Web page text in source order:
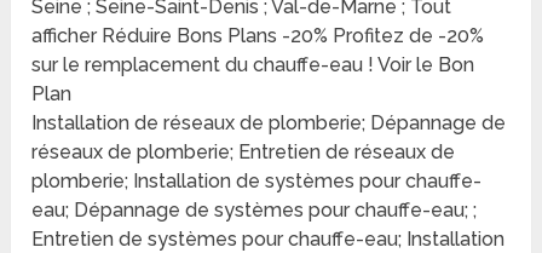
Seine ; Seine-Saint-Denis ; Val-de-Marne ; Tout
afficher Réduire Bons Plans -20% Profitez de -20%
sur le remplacement du chauffe-eau ! Voir le Bon
Plan
Installation de réseaux de plomberie; Dépannage de
réseaux de plomberie; Entretien de réseaux de
plomberie; Installation de systèmes pour chauffe-
eau; Dépannage de systèmes pour chauffe-eau; ;
Entretien de systèmes pour chauffe-eau; Installation